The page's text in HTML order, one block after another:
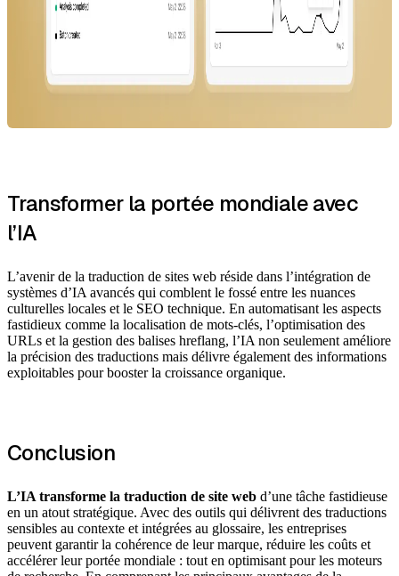
Transformer la portée mondiale avec
l’IA
L’avenir de la traduction de sites web réside dans l’intégration de
systèmes d’IA avancés qui comblent le fossé entre les nuances
culturelles locales et le SEO technique. En automatisant les aspects
fastidieux comme la localisation de mots-clés, l’optimisation des
URLs et la gestion des balises hreflang, l’IA non seulement améliore
la précision des traductions mais délivre également des informations
exploitables pour booster la croissance organique.
Conclusion
L’IA transforme la traduction de site web d’une tâche fastidieuse
en un atout stratégique. Avec des outils qui délivrent des traductions
sensibles au contexte et intégrées au glossaire, les entreprises
peuvent garantir la cohérence de leur marque, réduire les coûts et
accélérer leur portée mondiale : tout en optimisant pour les moteurs